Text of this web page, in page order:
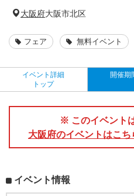
大阪府大阪市北区
フェア 無料イベント
イベント詳細
トップ
開催期
※ このイベント
大阪府のイベントはこち
イベント情報